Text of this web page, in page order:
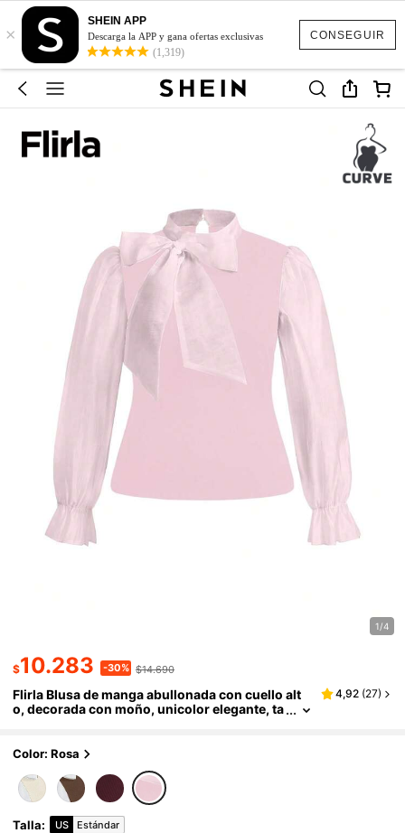
CONSEGUIR
×
SHEIN APP
Descarga la APP y gana ofertas exclusivas
(1,319)
1/4
$10.283 -30% $14.690
Flirla Blusa de manga abullonada con cuello alt
o, decorada con moño, unicolor elegante, ta
4,92 (27)
Color: Rosa
Talla: US Estándar